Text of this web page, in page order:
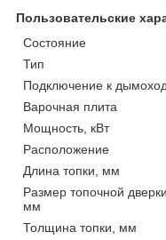
Пользовательские
Состояние
Тип
Подключение к
Варочная плита
Мощность, кВт
Расположение
Длина топки, мм
Размер топочной дверки,
мм
Толщина топки, мм